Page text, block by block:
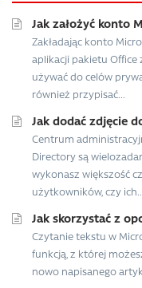
Jak założyć konto
Zakładając konto
aplikacji pakietu
używać do celów
również przypisać...
Jak dodać zdjęcie
Centrum
Directory są
wykonasz większość
użytkowników, czy ich...
Jak skorzystać z
Czytanie tekstu w
funkcją, z której
nowo napisanego